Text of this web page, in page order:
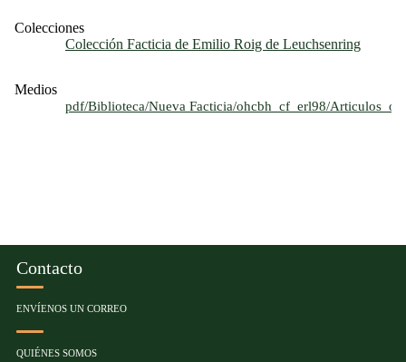
Colecciones
Colección Facticia de Emilio Roig de Leuchsenring
Medios
pdf/Biblioteca/Nueva Facticia/ohcbh_cf_erl98/
Contacto
ENVÍENOS UN CORREO
QUIÉNES SOMOS